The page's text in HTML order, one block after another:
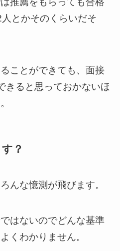
とかそのくらいだそ
ことができても、面接
きると思っておかないほ
？
んな憶測が飛びます。
はないのでどんな基準
くわかりません。